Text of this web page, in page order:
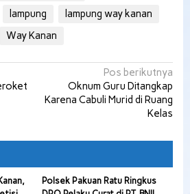
lampung
lampung way kanan
Way Kanan
Pos berikutnya
Oknum Guru Ditangkap
Karena Cabuli Murid di Ruang
Kelas
Polsek Pakuan Ratu Ringkus